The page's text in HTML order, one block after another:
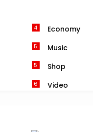
4 Economy
5 Music
5 Shop
6 Video